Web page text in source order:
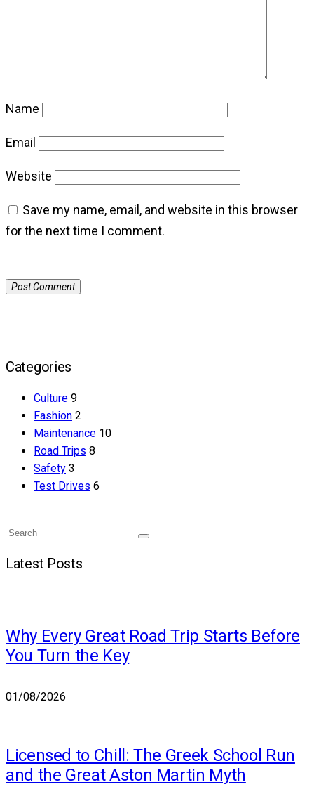
Name
Email
Website
Save my name, email, and website in this browser
for the next time I comment.
Categories
Culture 9
Fashion 2
Maintenance 10
Road Trips 8
Safety 3
Test Drives 6
Search
Search
Latest Posts
Why Every Great Road Trip Starts Before
You Turn the Key
01/08/2026
Licensed to Chill: The Greek School Run
and the Great Aston Martin Myth